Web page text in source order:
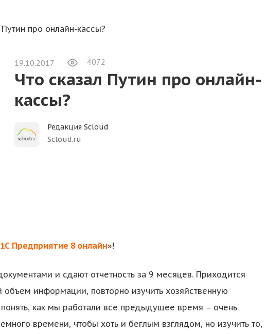
Путин про онлайн-кассы?
19.10.2017 4072
Что сказал Путин про онлайн-
кассы?
Редакция Scloud
Scloud.ru
1С Предприятие 8 онлайн»!
и сдают отчетность за 9 месяцев. Приходится
объем информации, повторно изучить хозяйственную
как мы работали все предыдущее время – очень
времени, чтобы хоть и беглым взглядом, но изучить то,